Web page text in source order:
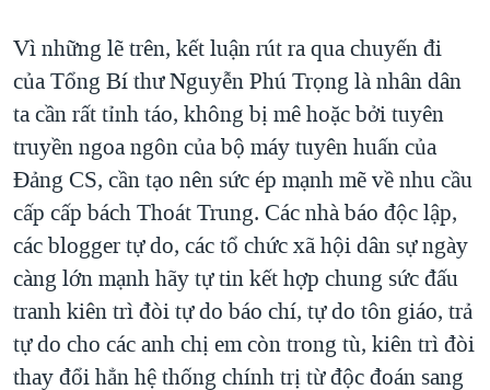
Vì những lẽ trên, kết luận rút ra qua chuyến đi
của Tổng Bí thư Nguyễn Phú Trọng là nhân dân
ta cần rất tỉnh táo, không bị mê hoặc bởi tuyên
truyền ngoa ngôn của bộ máy tuyên huấn của
Đảng CS, cần tạo nên sức ép mạnh mẽ về nhu cầu
cấp cấp bách Thoát Trung. Các nhà báo độc lập,
các blogger tự do, các tổ chức xã hội dân sự ngày
càng lớn mạnh hãy tự tin kết hợp chung sức đấu
tranh kiên trì đòi tự do báo chí, tự do tôn giáo, trả
tự do cho các anh chị em còn trong tù, kiên trì đòi
thay đổi hẳn hệ thống chính trị từ độc đoán sang